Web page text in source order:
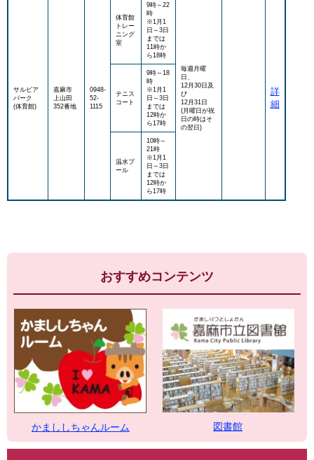
サルビア
パーク
(体育館)
嘉麻市
上山田
352番地
0948-
52-
1115
体育館
トレー
ニング
室
9時～22
時
※1月1
日～3日
までは
11時か
ら18時
毎週月曜
日、
12月30日及
び
12月31日​
(月曜日が祝
日の時はそ
の翌日)
詳
細
テニス
コート
9時～18
時
※1月1
日～3日
までは
12時か
ら17時
温水プ
ール
10時～
21時
※1月1
日～3日
までは
12時か
ら17時
おすすめコンテンツ
かまししちゃんルーム 図書館